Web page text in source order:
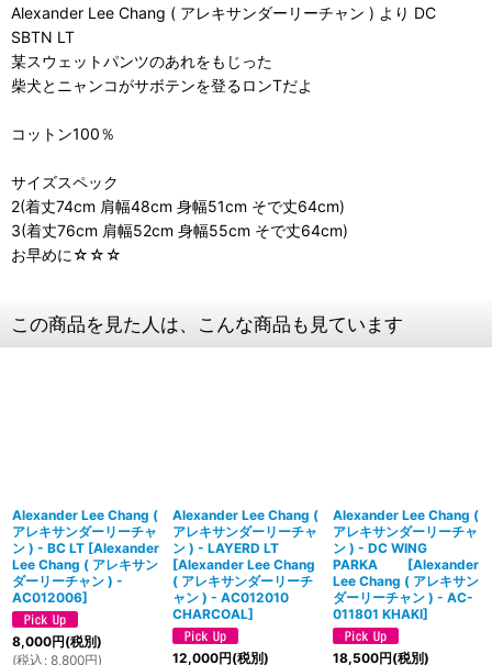
Alexander Lee Chang ( アレキサンダーリーチャン ) より DC
SBTN LT
某スウェットパンツのあれをもじった
柴犬とニャンコがサボテンを登るロンTだよ
コットン100％
サイズスペック
2(着丈74cm 肩幅48cm 身幅51cm そで丈64cm)
3(着丈76cm 肩幅52cm 身幅55cm そで丈64cm)
お早めに☆☆☆
この商品を見た人は、こんな商品も見ています
Alexander Lee Chang (
アレキサンダーリーチャ
ン ) - BC LT [Alexander
Lee Chang ( アレキサン
ダーリーチャン ) -
AC012006]
8,000円(税別)
(税込 : 8,800円)
Alexander Lee Chang (
アレキサンダーリーチャ
ン ) - LAYERD LT
[Alexander Lee Chang
( アレキサンダーリーチ
ャン ) - AC012010
CHARCOAL]
12,000円(税別)
Alexander Lee Chang (
アレキサンダーリーチャ
ン ) - DC WING
PARKA
[Alexander
Lee Chang ( アレキサン
ダーリーチャン ) - AC-
011801 KHAKI]
18,500円(税別)